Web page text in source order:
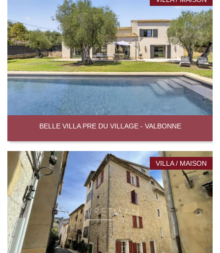
BELLE VILLA PRE DU VILLAGE - VALBONNE
VILLA / MAISON